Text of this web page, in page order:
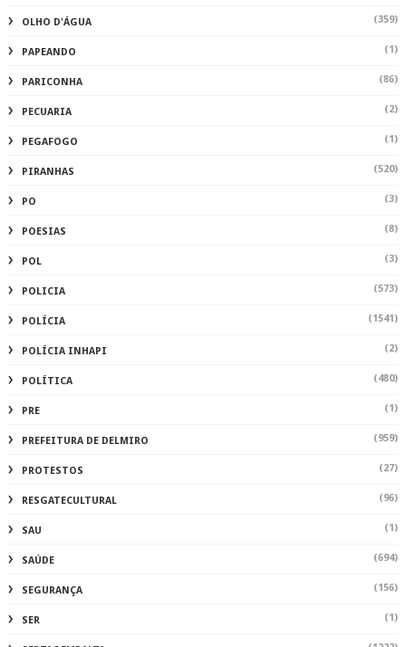
OLHO D'ÁGUA (359)
PAPEANDO (1)
PARICONHA (86)
PECUARIA (2)
PEGAFOGO (1)
PIRANHAS (520)
PO (3)
POESIAS (8)
POL (3)
POLICIA (573)
POLÍCIA (1541)
POLÍCIA INHAPI (2)
POLÍTICA (480)
PRE (1)
PREFEITURA DE DELMIRO (959)
PROTESTOS (27)
RESGATECULTURAL (96)
SAU (1)
SAÚDE (694)
SEGURANÇA (156)
SER (1)